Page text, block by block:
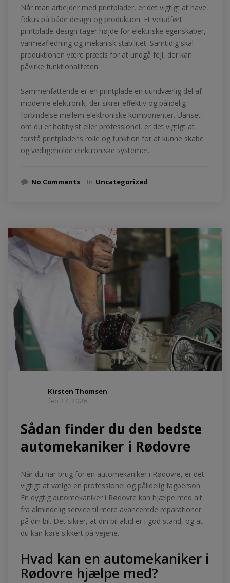
Når man arbejder med printplader, er det vigtigt at have
fokus på både design og produktion. Et veludført
printplade-design tager højde for elektriske egenskaber,
varmeafledning og mekanisk stabilitet. Samtidig skal
produktionen være præcis for at undgå fejl, der kan
påvirke funktionaliteten.
Sammenfattende er en printplade en uundværlig del af
moderne elektronik, der sikrer effektiv og pålidelig
forbindelse mellem elektroniske komponenter. Uanset
om du er hobbyist eller professionel, er det vigtigt at
forstå printpladens rolle og funktion for at kunne skabe
og vedligeholde elektroniske systemer.
No Comments In Uncategorized
Kirsten Thomsen
feb 27, 2026
Sådan finder du den bedste
automekaniker i Rødovre
Når du har brug for en automekaniker i Rødovre, er det
vigtigt at vælge en professionel og pålidelig fagperson.
En dygtig automekaniker i Rødovre kan hjælpe med alt
fra almindelig service til mere avancerede reparationer
på din bil. Det sikrer, at din bil altid er i god stand, og at
du kan køre sikkert på vejene.
Hvad kan en automekaniker i
Rødovre hjælpe med?